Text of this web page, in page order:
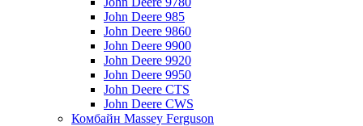
John Deere 985
John Deere 9860
John Deere 9900
John Deere 9920
John Deere 9950
John Deere CTS
John Deere CWS
Комбайн Massey Ferguson